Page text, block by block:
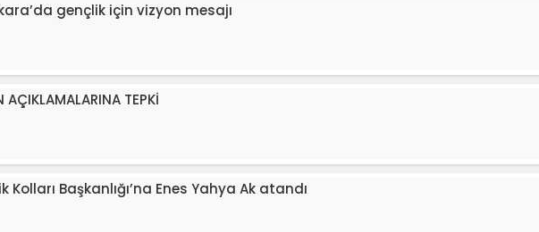
gençlik için vizyon mesajı
AÇIKLAMALARINA TEPKİ
Kolları Başkanlığı’na Enes Yahya Ak atandı